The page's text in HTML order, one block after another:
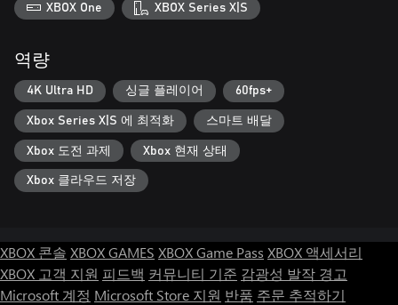
XBOX One XBOX Series X|S
역량
4K Ultra HD 싱글 플레이어 60fps+
Xbox Series X|S 에 최적화 스마트 배달
Xbox 도전 과제 Xbox 현재 상태
Xbox 클라우드 저장
XBOX 콘솔 XBOX GAMES XBOX Game Pass XBOX 액세서리
XBOX 고객 지원 피드백 커뮤니티 기준 감광성 발작 경고
Microsoft 계정 Microsoft Store 지원 반품 주문 추적하기